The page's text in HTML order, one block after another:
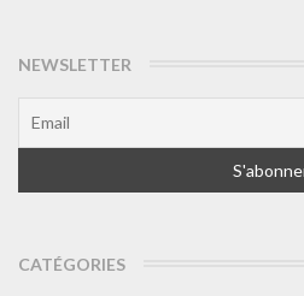
NEWSLETTER
CATÉGORIES